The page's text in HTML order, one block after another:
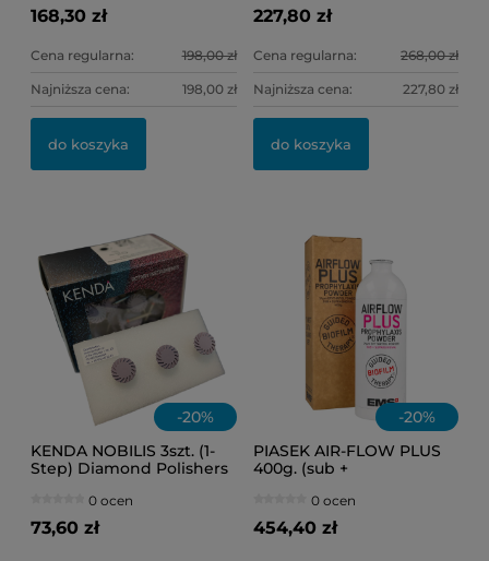
168,30 zł
Cena regularna: 198,00 zł
Najniższa cena: 198,00 zł
do koszyka
227,80 zł
Cena regularna: 268,00 zł
Najniższa cena: 227,80 zł
do koszyka
-20%
KENDA NOBILIS 3szt. (1-
Step) Diamond Polishers
(słoneczko)
0 ocen
73,60 zł
-20%
PIASEK AIR-FLOW PLUS
400g. (sub +
0 ocen
454,40 zł